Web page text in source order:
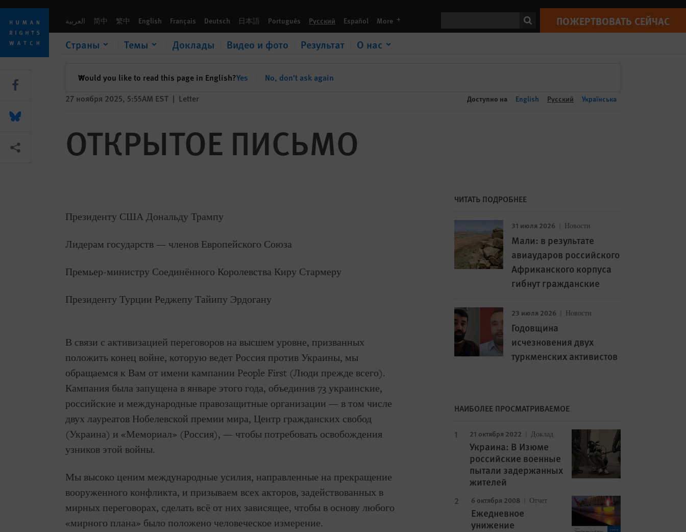
Skip
cookie
privacy
notice
Skip
main
content
العربية 简中 繁中 English Français Deutsch 日本語 Português Русский Español More languages ПОЖЕРТВОВАТЬ СЕЙЧАС
Страны Темы Доклады Видео и фото Результат О нас
Would you like to read this page in English?Yes No, don't ask again
✕закрыть
ПОЖЕРТВОВАТЬ СЕЙЧАС
27 ноября 2025, 5:55AM EST | Letter Доступно на English Русский Українська
ОТКРЫТОЕ ПИСЬМО
Президенту США Дональду Трампу
Лидерам государств — членов Европейского Союза
Премьер-министру Соединённого Королевства Киру Стармеру
Президенту Турции Реджепу Тайипу Эрдогану
В связи с активизацией переговоров на высшем уровне, призванных
положить конец войне, которую ведет Россия против Украины, мы
обращаемся к Вам от имени кампании People First (Люди прежде всего).
Кампания была запущена в январе этого года, объединив 73 украинские,
российские и международные правозащитные организации — в том числе
двух лауреатов Нобелевской премии мира, Центр гражданских свобод
(Украина) и «Мемориал» (Россия), — чтобы потребовать освобождения
узников этой войны.
Мы высоко ценим международные усилия, направленные на прекращение
вооруженного конфликта, и призываем всех акторов, задействованных в
мирных переговорах, сделать всё от них зависящее, чтобы в основу любого
«мирного плана» было положено человеческое измерение.
ЧИТАТЬ ПОДРОБНЕЕ
31 июля 2026 Новости
Мали: в результате
авиаударов российского
Африканского корпуса
гибнут гражданские
23 июля 2026 Новости
Годовщина
исчезновения двух
туркменских активистов
НАИБОЛЕЕ ПРОСМАТРИВАЕМОЕ
21 октября 2022 Доклад
Украина: В Изюме
российские военные
пытали задержанных
жителей
6 октября 2008 Отчет
Ежедневное
унижение
Share this via Facebook
Share this via Bluesky
Share this via Поделиться